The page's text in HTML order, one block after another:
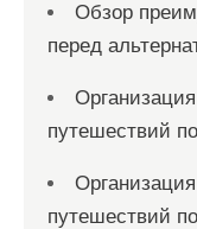
Обзор
перед
путешествий
путешествий